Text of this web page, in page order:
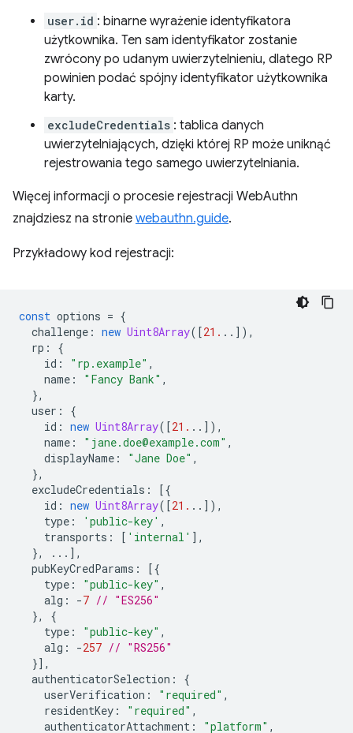
user.id : binarne wyrażenie identyfikatora
użytkownika. Ten sam identyfikator zostanie
zwrócony po udanym uwierzytelnieniu, dlatego RP
powinien podać spójny identyfikator użytkownika
karty.
excludeCredentials : tablica danych
uwierzytelniających, dzięki której RP może uniknąć
rejestrowania tego samego uwierzytelniania.
Więcej informacji o procesie rejestracji WebAuthn
znajdziesz na stronie webauthn.guide.
Przykładowy kod rejestracji:
const options = {
challenge : new Uint8Array([21. ..]),
rp :
{
id : "rp.example" ,
name : "Fancy Bank" ,
},
user :
{
id : new Uint8Array([21. ..]),
name : "jane.doe@example.com" ,
displayName : "Jane Doe" ,
},
excludeCredentials :
[{
id : new Uint8Array([21. ..]),
type : 'public-key' ,
transports : [ 'internal' ],
},
...],
pubKeyCredParams :
[{
type : "public-key" ,
alg : -7 // "ES256"
},
{
type : "public-key" ,
alg : -257 // "RS256"
}],
authenticatorSelection :
{
userVerification : "required" ,
residentKey : "required" ,
authenticatorAttachment : "platform" ,